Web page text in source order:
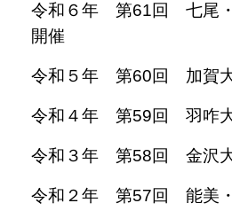
令和６年 第61回 七尾
開催
令和５年 第60回 加
令和４年 第59回 羽
令和３年 第58回 金沢
令和２年 第57回 能